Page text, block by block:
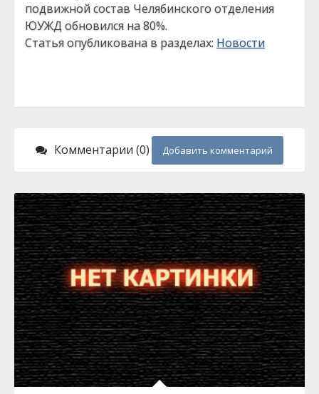
подвижной состав Челябинского отделения
ЮУЖД обновился на 80%.
Статья опубликована в разделах: Новости
Комментарии (0) Добавить комментарий